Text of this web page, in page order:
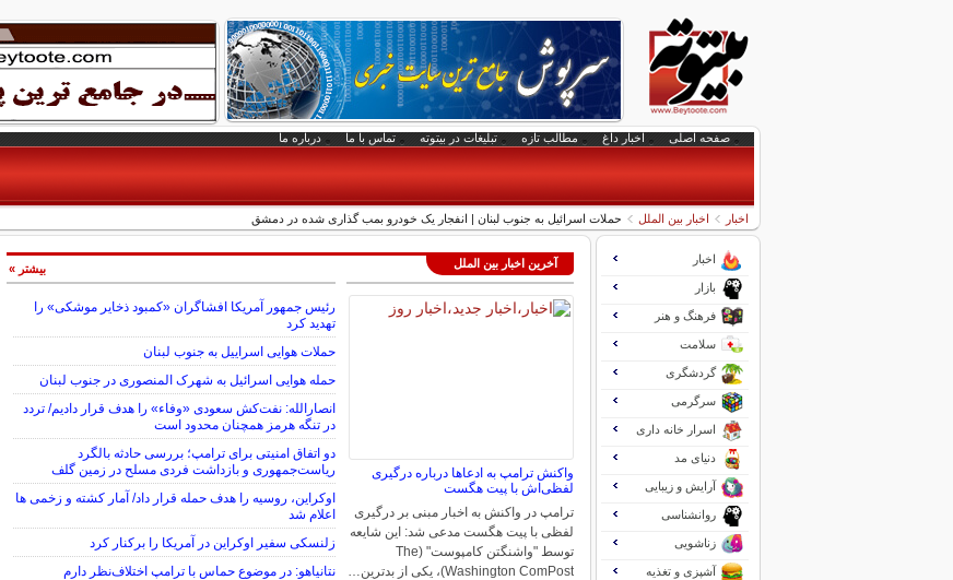
صفحه اصلی اخبار داغ مطالب تازه تبلیغات در بیتوته تماس با ما درباره ما
اخبار اخبار بین الملل حملات اسرائیل به جنوب لبنان | انفجار یک خودرو بمب گذاری شده در دمشق
آخرین اخبار بین الملل
واکنش ترامپ به ادعاها درباره درگیری
لفظی‌اش با پیت هگست
ترامپ در واکنش به اخبار مبنی بر درگیری
لفظی با پیت هگست مدعی شد: این شایعه
توسط "واشنگتن کامپوست" (The
Washington ComPost)، یکی از بدترین…
رئیس جمهور آمریکا افشاگران «کمبود ذخایر موشکی» را
تهدید کرد
حملات هوایی اسراییل به جنوب لبنان
حمله هوایی اسرائیل به شهرک المنصوری در جنوب لبنان
انصارالله: نفت‌کش سعودی «وفاء» را هدف قرار دادیم/ تردد
در تنگه هرمز همچنان محدود است
دو اتفاق امنیتی برای ترامپ؛ بررسی حادثه بالگرد
ریاست‌جمهوری و بازداشت فردی مسلح در زمین گلف
اوکراین، روسیه را هدف حمله قرار داد/ آمار کشته و زخمی ها
اعلام شد
زلنسکی سفیر اوکراین در آمریکا را برکنار کرد
نتانیاهو: در موضوع حماس با ترامپ اختلاف‌نظر دارم
بیشتر »
اخبار
بازار
فرهنگ و هنر
سلامت
گردشگری
سرگرمی
اسرار خانه داری
دنیای مد
آرایش و زیبایی
روانشناسی
زناشویی
آشپزی و تغذیه